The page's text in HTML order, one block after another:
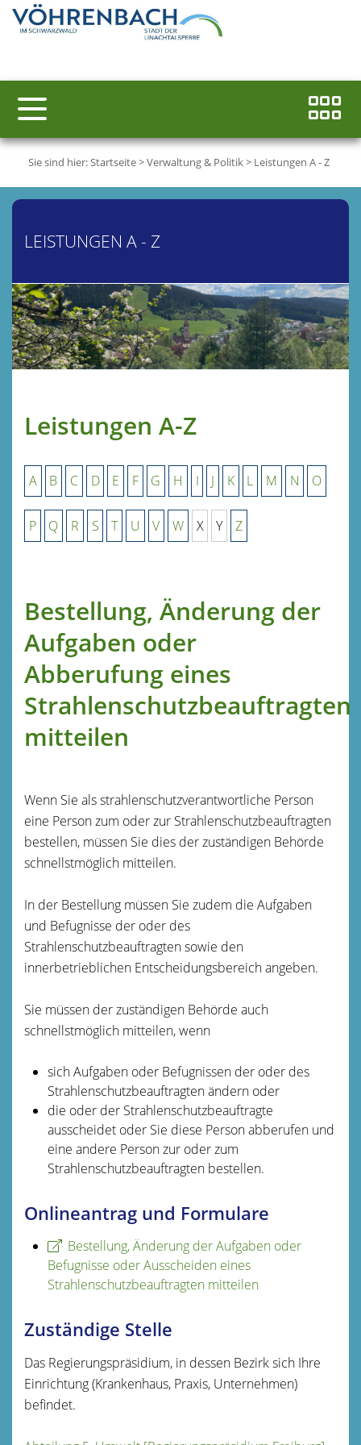
Sie sind hier:Startseite>Verwaltung & Politik> Leistungen A - Z
LEISTUNGEN A - Z
Leistungen A-Z
A B C D E F G H I J K L M N O
P Q R S T U V W X Y Z
Bestellung, Änderung der
Aufgaben oder
Abberufung eines
Strahlenschutzbeauftragten
mitteilen
Wenn Sie als strahlenschutzverantwortliche Person
eine Person zum oder zur Strahlenschutzbeauftragten
bestellen, müssen Sie dies der zuständigen Behörde
schnellstmöglich mitteilen.
In der Bestellung müssen Sie zudem die Aufgaben
und Befugnisse der oder des
Strahlenschutzbeauftragten sowie den
innerbetrieblichen Entscheidungsbereich angeben.
Sie müssen der zuständigen Behörde auch
schnellstmöglich mitteilen, wenn
sich Aufgaben oder Befugnissen der oder des
Strahlenschutzbeauftragten ändern oder
die oder der Strahlenschutzbeauftragte
ausscheidet oder Sie diese Person abberufen und
eine andere Person zur oder zum
Strahlenschutzbeauftragten bestellen.
Onlineantrag und Formulare
Bestellung, Änderung der Aufgaben oder
Befugnisse oder Ausscheiden eines
Strahlenschutzbeauftragten mitteilen
Zuständige Stelle
Das Regierungspräsidium, in dessen Bezirk sich Ihre
Einrichtung (Krankenhaus, Praxis, Unternehmen)
befindet.